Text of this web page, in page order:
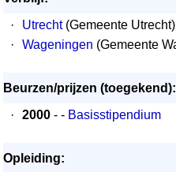
·
Utrecht(Gemeente
·
Wageningen (Gemeente
Beurzen/prijzen (toegekend):
·
2000 - - Basisstipendium
Opleiding: